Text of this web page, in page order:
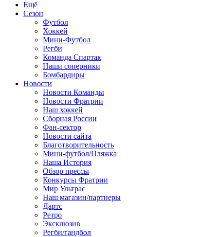
Ещё
Сезон
Футбол
Хоккей
Мини-Футбол
Регби
Команда Спартак
Наши соперники
Бомбардиры
Новости
Новости Команды
Новости Фратрии
Наш хоккей
Сборная России
Фан-cектор
Новости сайта
Благотворительность
Мини-футбол/Пляжка
Наша История
Обзор прессы
Конкурсы Фратрии
Мир Ультрас
Наш магазин/партнеры
Дартс
Ретро
Эксклюзив
Регби/гандбол